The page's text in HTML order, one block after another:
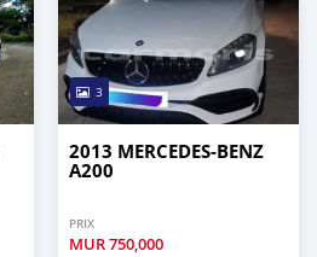
3
2013 MERCEDES-BENZ
A200
PRIX
MUR750,000